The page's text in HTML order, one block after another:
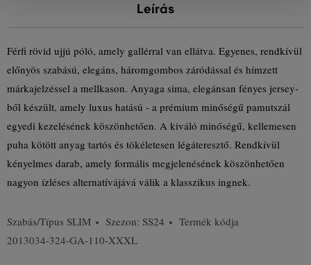
Leírás
Férfi rövid ujjú póló, amely gallérral van ellátva. Egyenes, rendkívül
előnyös szabású, elegáns, háromgombos záródással és hímzett
márkajelzéssel a mellkason. Anyaga sima, elegánsan fényes jersey-
ből készült, amely luxus hatású - a prémium minőségű pamutszál
egyedi kezelésének köszönhetően. A kiváló minőségű, kellemesen
puha kötött anyag tartós és tökéletesen légáteresztő. Rendkívül
kényelmes darab, amely formális megjelenésének köszönhetően
nagyon ízléses alternatívájává válik a klasszikus ingnek.
Szabás/Típus SLIM Szezon: SS24
Termék kódja
2013034-324-GA-110-XXXL